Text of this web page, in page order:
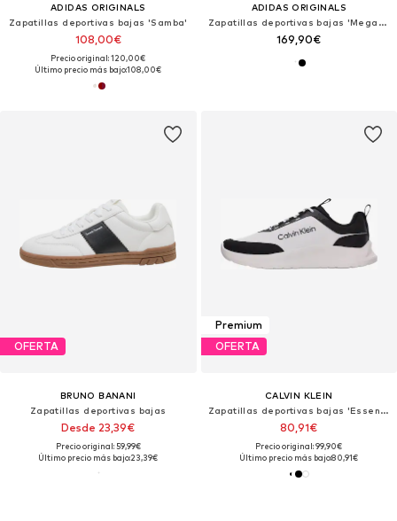
ADIDAS ORIGINALS
Zapatillas deportivas bajas 'Samba'
108,00€
Precio original: 120,00€
Último precio más bajo:108,00€
ADIDAS ORIGINALS
Zapatillas deportivas bajas 'Megaride'
169,90€
OFERTA
BRUNO BANANI
Zapatillas deportivas bajas
Desde 23,39€
Precio original: 59,99€
Último precio más bajo:23,39€
Premium
OFERTA
CALVIN KLEIN
Zapatillas deportivas bajas 'Essential Lightweight Runner'
80,91€
Precio original: 99,90€
Último precio más bajo:80,91€